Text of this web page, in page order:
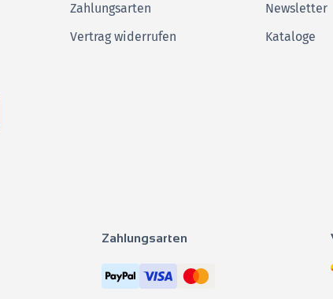
Zahlungsarten
Vertrag widerrufen
Newsletter
Kataloge
Zahlungsarten